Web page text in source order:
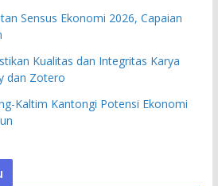
Sensus Ekonomi 2026, Capaian
Kualitas dan Integritas Karya
dan Zotero
Kaltim Kantongi Potensi Ekonomi